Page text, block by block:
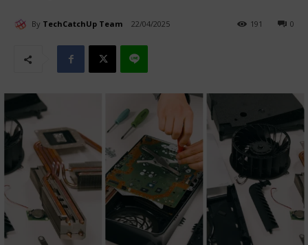
By TechCatchUp Team 22/04/2025 0
191